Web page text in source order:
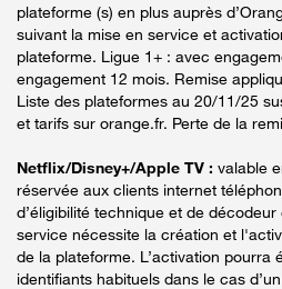
plateforme (s) en plus auprès
suivant la mise en service et
plateforme. Ligue 1+ : avec
engagement 12 mois. Remise
Liste des plateformes au 20/11/25
et tarifs sur orange.fr. Perte de la
Netflix/Disney+/Apple TV : valable
réservée aux clients internet
d’éligibilité technique et de
service nécessite la création et
de la plateforme. L’activation pourra
identifiants habituels dans le cas